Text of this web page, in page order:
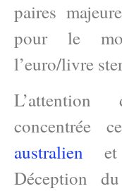
paires
pour le
l’euro/livre
concentrée
australien et
Déception